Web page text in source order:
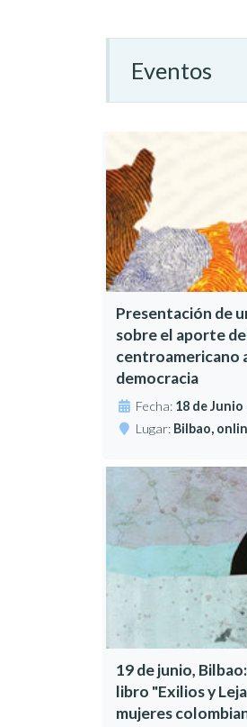
Eventos
Presentación de
sobre el aporte
centroamericano
democracia
Fecha: 18 de Junio
Lugar: Bilbao,
19 de junio,
libro "Exilios y
mujeres